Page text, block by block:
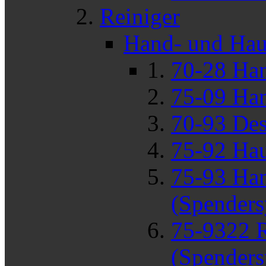
Reiniger
Hand- und
70-28
75-09
70-93
75-92
75-93
75-9322